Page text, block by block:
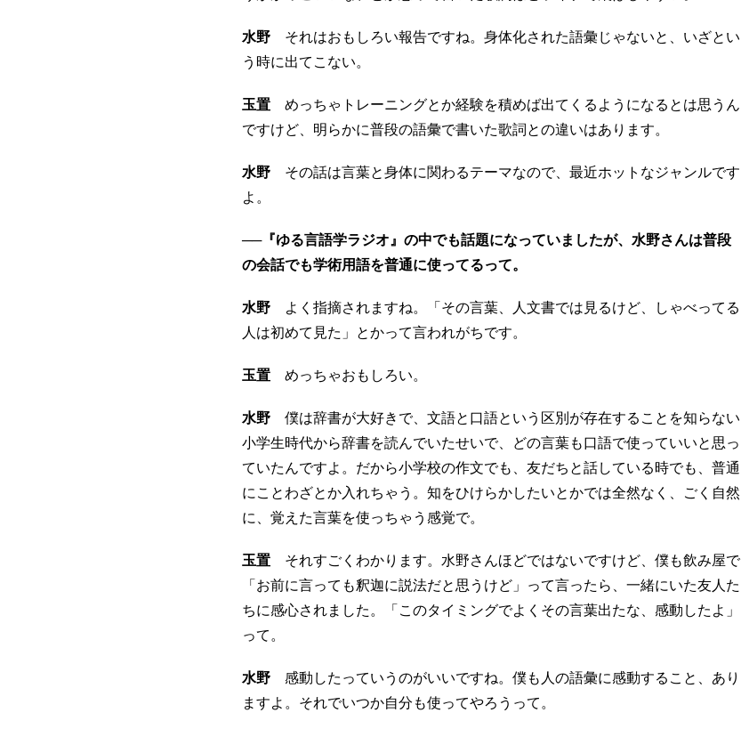
水野 それはおもしろい報告ですね。身体化された語彙じゃないと、いざとい
う時に出てこない。
玉置 めっちゃトレーニングとか経験を積めば出てくるようになるとは思うん
ですけど、明らかに普段の語彙で書いた歌詞との違いはあります。
水野 その話は言葉と身体に関わるテーマなので、最近ホットなジャンルです
よ。
──『ゆる言語学ラジオ』の中でも話題になっていましたが、水野さんは普段
の会話でも学術用語を普通に使ってるって。
水野 よく指摘されますね。「その言葉、人文書では見るけど、しゃべってる
人は初めて見た」とかって言われがちです。
玉置 めっちゃおもしろい。
水野 僕は辞書が大好きで、文語と口語という区別が存在することを知らない
小学生時代から辞書を読んでいたせいで、どの言葉も口語で使っていいと思っ
ていたんですよ。だから小学校の作文でも、友だちと話している時でも、普通
にことわざとか入れちゃう。知をひけらかしたいとかでは全然なく、ごく自然
に、覚えた言葉を使っちゃう感覚で。
玉置 それすごくわかります。水野さんほどではないですけど、僕も飲み屋で
「お前に言っても釈迦に説法だと思うけど」って言ったら、一緒にいた友人た
ちに感心されました。「このタイミングでよくその言葉出たな、感動したよ」
って。
水野 感動したっていうのがいいですね。僕も人の語彙に感動すること、あり
ますよ。それでいつか自分も使ってやろうって。